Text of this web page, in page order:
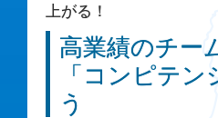
上がる！
高業績のチー
「コンピテ
う